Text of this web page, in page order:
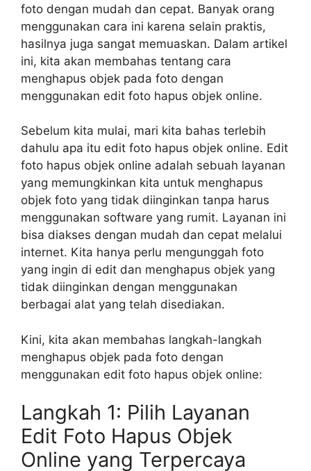
foto dengan mudah dan cepat. Banyak orang
menggunakan cara ini karena selain praktis,
hasilnya juga sangat memuaskan. Dalam artikel
ini, kita akan membahas tentang cara
menghapus objek pada foto dengan
menggunakan edit foto hapus objek online.
Sebelum kita mulai, mari kita bahas terlebih
dahulu apa itu edit foto hapus objek online. Edit
foto hapus objek online adalah sebuah layanan
yang memungkinkan kita untuk menghapus
objek foto yang tidak diinginkan tanpa harus
menggunakan software yang rumit. Layanan ini
bisa diakses dengan mudah dan cepat melalui
internet. Kita hanya perlu mengunggah foto
yang ingin di edit dan menghapus objek yang
tidak diinginkan dengan menggunakan
berbagai alat yang telah disediakan.
Kini, kita akan membahas langkah-langkah
menghapus objek pada foto dengan
menggunakan edit foto hapus objek online:
Langkah 1: Pilih Layanan
Edit Foto Hapus Objek
Online yang Terpercaya